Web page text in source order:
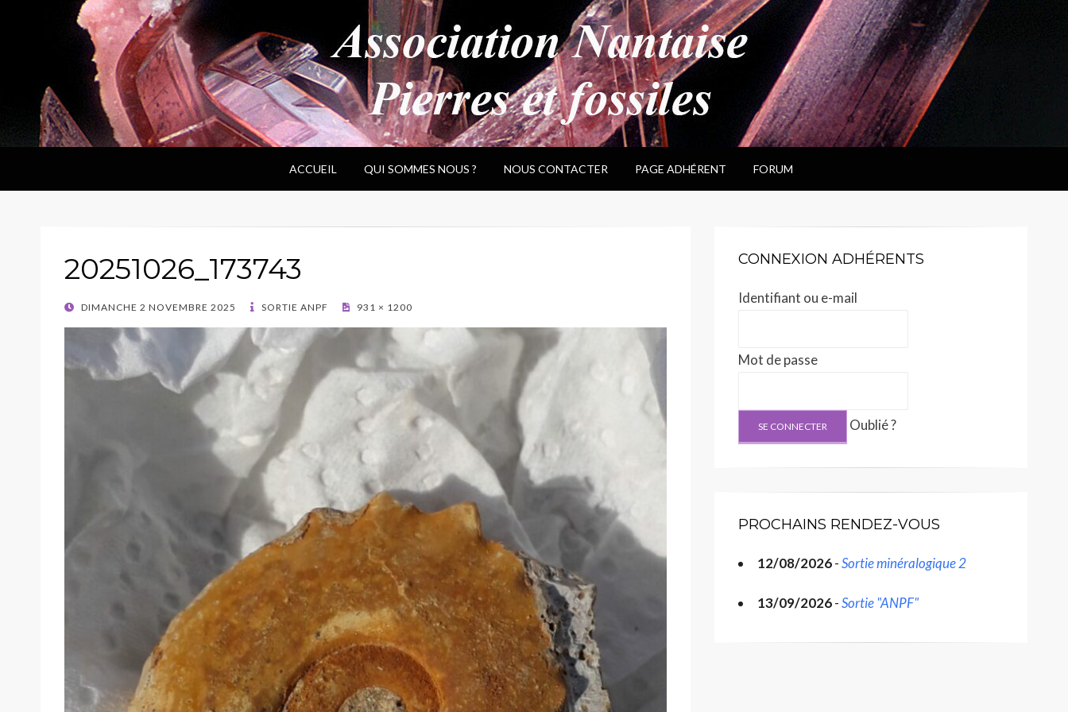
ANPF
Association Nantaise Pierres et Fossiles
ACCUEIL QUI SOMMES NOUS ? NOUS CONTACTER PAGE ADHÉRENT FORUM
20251026_173743
POSTED
DIMANCHE 2 NOVEMBRE 2025 SORTIE ANPF 931 × 1200
CONNEXION ADHÉRENTS
Identifiant ou e-mail
Mot de passe
Oublié ?
PROCHAINS RENDEZ-VOUS
12/08/2026-Sortie minéralogique 2
13/09/2026-Sortie "ANPF"